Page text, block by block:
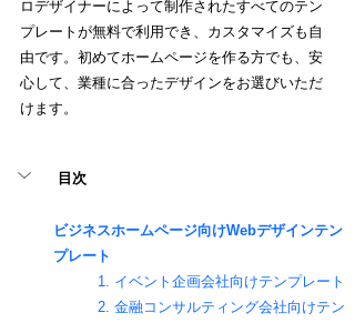
ロデザイナーによって制作されたすべてのテン
プレートが無料で利用でき、カスタマイズも自
由です。初めてホームページを作る方でも、安
心して、業種に合ったデザインをお選びいただ
けます。
目次
ビジネスホームページ向けWebデザインテン
プレート
1. イベント企画会社向けテンプレート
2. 金融コンサルティング会社向けテン